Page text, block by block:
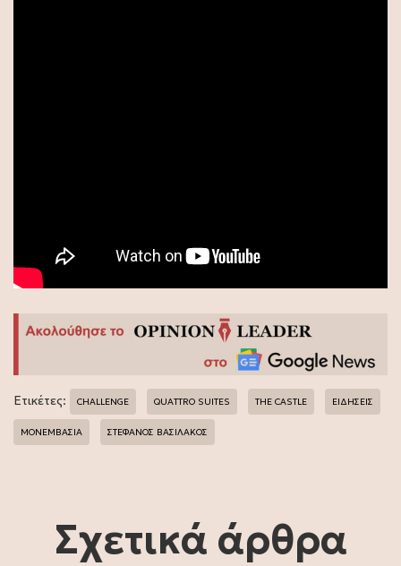
Ετικέτες: CHALLENGE QUATTRO SUITES THE CASTLE ΕΙΔΗΣΕΙΣ
ΜΟΝΕΜΒΑΣΙΑ ΣΤΕΦΑΝΟΣ ΒΑΣΙΛΑΚΟΣ
Σχετικά άρθρα